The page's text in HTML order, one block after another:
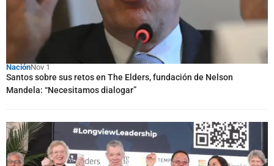
NaciónNov 1
Santos sobre sus retos en The Elders, fundación de Nelson
Mandela: “Necesitamos dialogar”